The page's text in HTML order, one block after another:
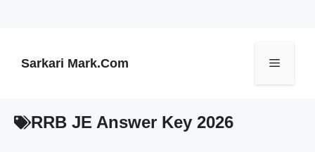
Sarkari Mark.Com Menu
RRB JE Answer Key 2026